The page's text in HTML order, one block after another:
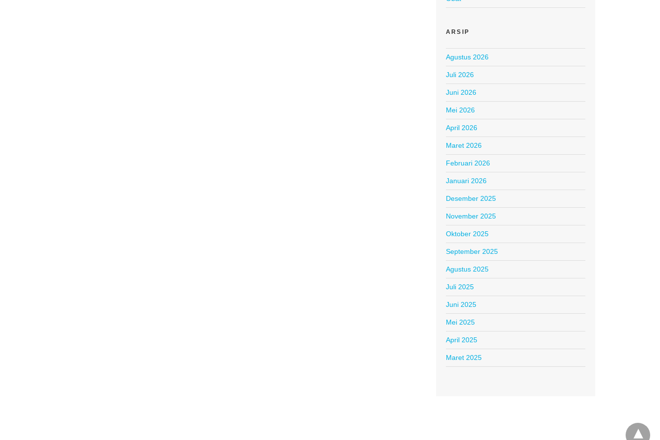
ARSIP
Agustus 2026
Juli 2026
Juni 2026
Mei 2026
April 2026
Maret 2026
Februari 2026
Januari 2026
Desember 2025
November 2025
Oktober 2025
September 2025
Agustus 2025
Juli 2025
Juni 2025
Mei 2025
April 2025
Maret 2025